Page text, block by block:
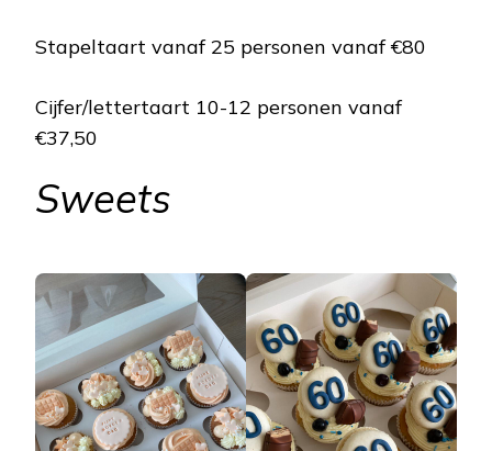
Stapeltaart vanaf 25 personen vanaf €80
Cijfer/lettertaart 10-12 personen vanaf
€37,50
Sweets